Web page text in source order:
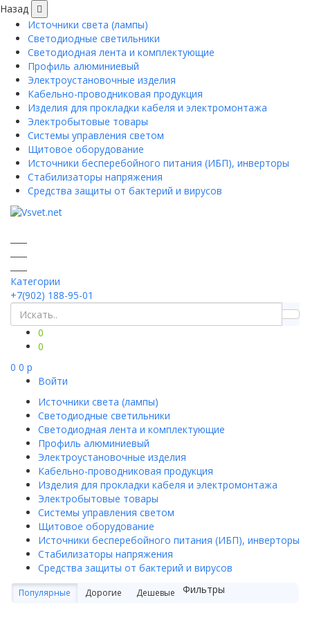
Назад
Источники света (лампы)
Светодиодные светильники
Светодиодная лента и комплектующие
Профиль алюминиевый
Электроустановочные изделия
Кабельно-проводниковая продукция
Изделия для прокладки кабеля и электромонтажа
Электробытовые товары
Системы управления светом
Щитовое оборудование
Источники бесперебойного питания (ИБП), инверторы
Стабилизаторы напряжения
Средства защиты от бактерий и вирусов
Категории
+7(902) 188-95-01
0
0
0 0 p
Войти
Источники света (лампы)
Светодиодные светильники
Светодиодная лента и комплектующие
Профиль алюминиевый
Электроустановочные изделия
Кабельно-проводниковая продукция
Изделия для прокладки кабеля и электромонтажа
Электробытовые товары
Системы управления светом
Щитовое оборудование
Источники бесперебойного питания (ИБП), инверторы
Стабилизаторы напряжения
Средства защиты от бактерий и вирусов
Популярные Дорогие Дешевые Фильтры